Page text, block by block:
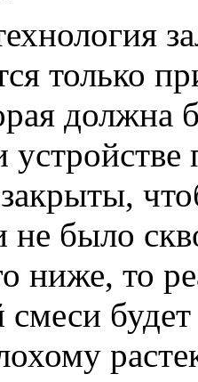
только
должна
не было
ниже, то
будет